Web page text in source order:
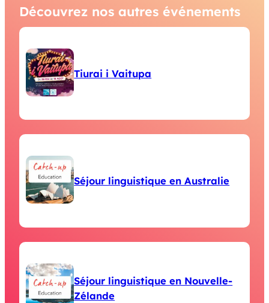
Découvrez nos autres événements
Tiurai i Vaitupa
Séjour linguistique en Australie
Séjour linguistique en Nouvelle-
Zélande